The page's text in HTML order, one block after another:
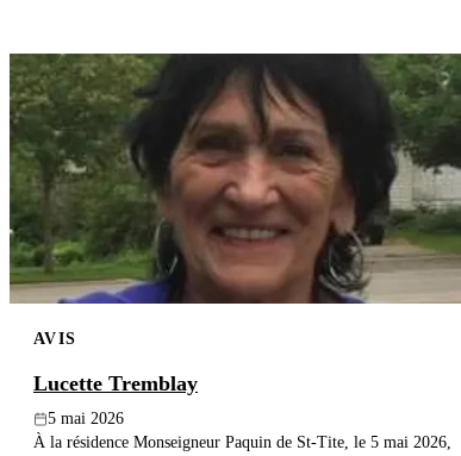
AVIS
Lucette Tremblay
5 mai 2026
À la résidence Monseigneur Paquin de St-Tite, le 5 mai 2026,